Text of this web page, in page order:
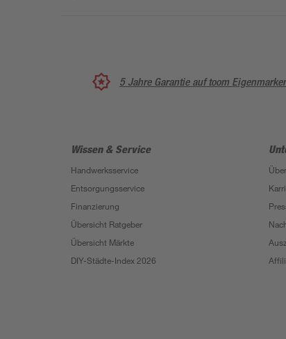
5 Jahre Garantie auf toom
Wissen & Service
Handwerksservice
Entsorgungsservice
Finanzierung
Übersicht Ratgeber
Übersicht Märkte
DIY-Städte-Index 2026